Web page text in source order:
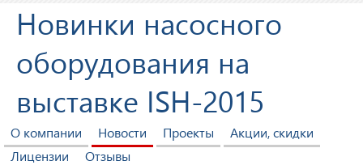
Новинки насосного
оборудования на
выставке ISH-2015
О компании Новости Проекты
Акции, скидки
Лицензии
Отзывы